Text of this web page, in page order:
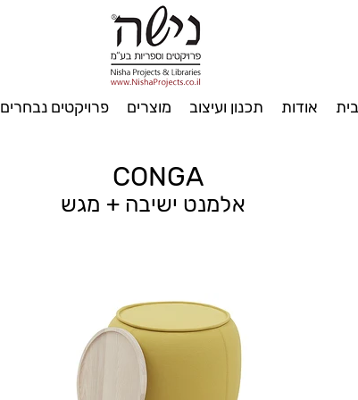
אודות תכנון ועיצוב מוצרים פרויקטים נבחרים
CONGA
אלמנט ישיבה + מגש